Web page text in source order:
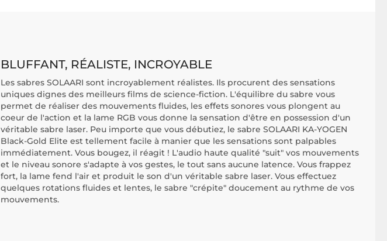
BLUFFANT, RÉALISTE, INCROYABLE
Les sabres SOLAARI sont incroyablement réalistes. Ils procurent des sensations
uniques dignes des meilleurs films de science-fiction. L'équilibre du sabre vous
permet de réaliser des mouvements fluides, les effets sonores vous plongent au
coeur de l'action et la lame RGB vous donne la sensation d'être en possession d'un
véritable sabre laser. Peu importe que vous débutiez, le sabre SOLAARI KA-YOGEN
Black-Gold Elite est tellement facile à manier que les sensations sont palpables
immédiatement. Vous bougez, il réagit ! L'audio haute qualité "suit" vos mouvements
et le niveau sonore s'adapte à vos gestes, le tout sans aucune latence. Vous frappez
fort, la lame fend l'air et produit le son d'un véritable sabre laser. Vous effectuez
quelques rotations fluides et lentes, le sabre "crépite" doucement au rythme de vos
mouvements.